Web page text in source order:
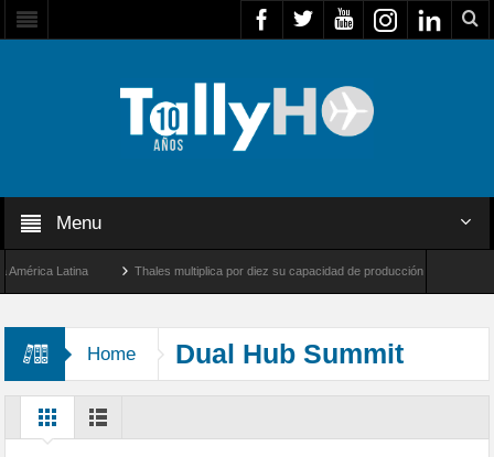
Menu
Latina Thales multiplica por diez su capacidad de producción de radares en
Home Dual Hub Summit